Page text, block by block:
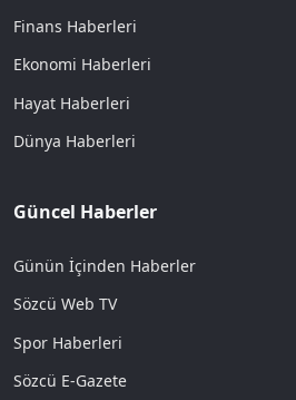
Finans Haberleri
Ekonomi Haberleri
Hayat Haberleri
Dünya Haberleri
Güncel Haberler
Günün İçinden Haberler
Sözcü Web TV
Spor Haberleri
Sözcü E-Gazete